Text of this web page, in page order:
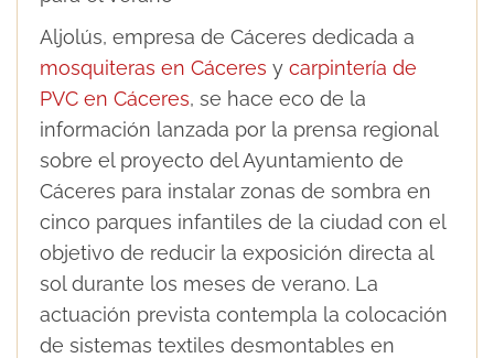
Aljolús, empresa de Cáceres dedicada a
mosquiteras en Cáceres y carpintería de
PVC en Cáceres, se hace eco de la
información lanzada por la prensa regional
sobre el proyecto del Ayuntamiento de
Cáceres para instalar zonas de sombra en
cinco parques infantiles de la ciudad con el
objetivo de reducir la exposición directa al
sol durante los meses de verano. La
actuación prevista contempla la colocación
de sistemas textiles desmontables en